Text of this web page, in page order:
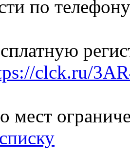
по
clck.ru/
мест